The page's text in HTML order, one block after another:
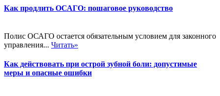
Как продлить ОСАГО: пошаговое руководство
Полис ОСАГО остается обязательным условием для законного
управления... Читать»
Как действовать при острой зубной боли: допустимые
меры и опасные ошибки